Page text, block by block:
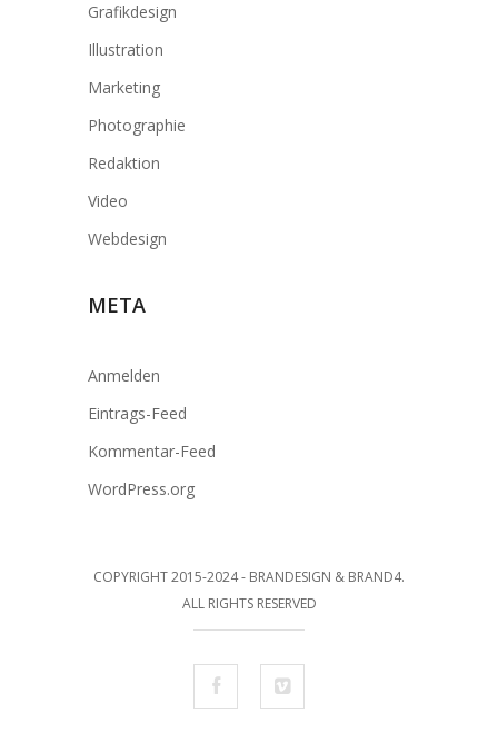
Grafikdesign
Illustration
Marketing
Photographie
Redaktion
Video
Webdesign
META
Anmelden
Eintrags-Feed
Kommentar-Feed
WordPress.org
COPYRIGHT 2015-2024 - BRANDESIGN & BRAND4.
ALL RIGHTS RESERVED